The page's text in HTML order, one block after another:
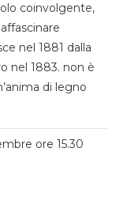
coinvolgente,
nel 1881 dalla
nel 1883. non è
di legno
ore 15.30